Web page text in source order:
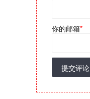
你的邮箱*
提交评论